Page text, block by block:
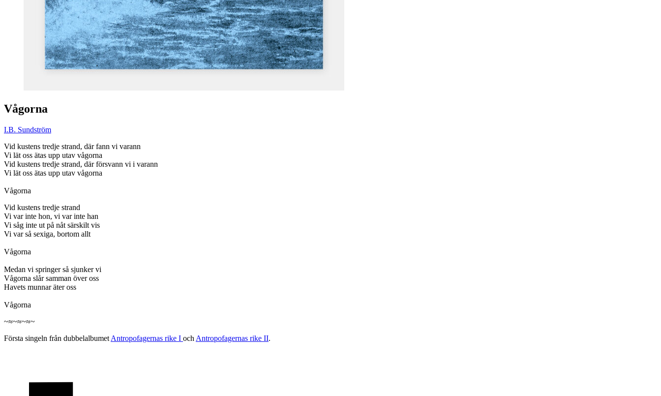
Vågorna
I.B. Sundström
Vid kustens tredje strand, där fann vi varann
Vi lät oss ätas upp utav vågorna
Vid kustens tredje strand, där försvann vi i varann
Vi lät oss ätas upp utav vågorna
Vågorna
Vid kustens tredje strand
Vi var inte hon, vi var inte han
Vi såg inte ut på nåt särskilt vis
Vi var så sexiga, bortom allt
Vågorna
Medan vi springer så sjunker vi
Vågorna slår samman över oss
Havets munnar äter oss
Vågorna
~≈~≈~≈~
Första singeln från dubbelalbumet Antropofagernas rike I och Antropofagernas rike II.